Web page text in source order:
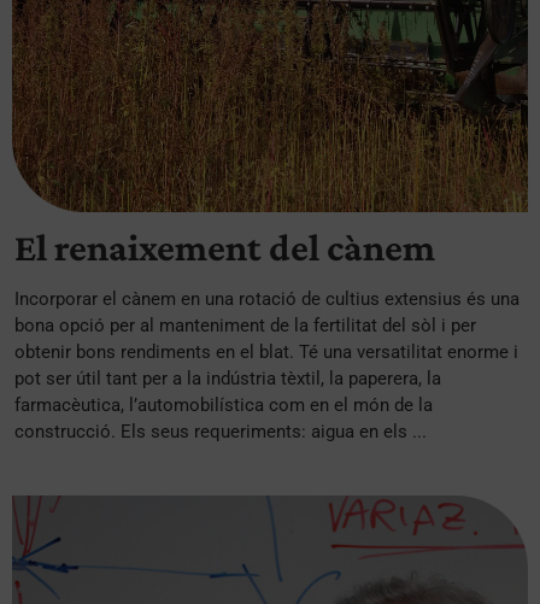
El renaixement del cànem
Incorporar el cànem en una rotació de cultius extensius és una
bona opció per al manteniment de la fertilitat del sòl i per
obtenir bons rendiments en el blat. Té una versatilitat enorme i
pot ser útil tant per a la indústria tèxtil, la paperera, la
farmacèutica, l’automobilística com en el món de la
construcció. Els seus requeriments: aigua en els ...